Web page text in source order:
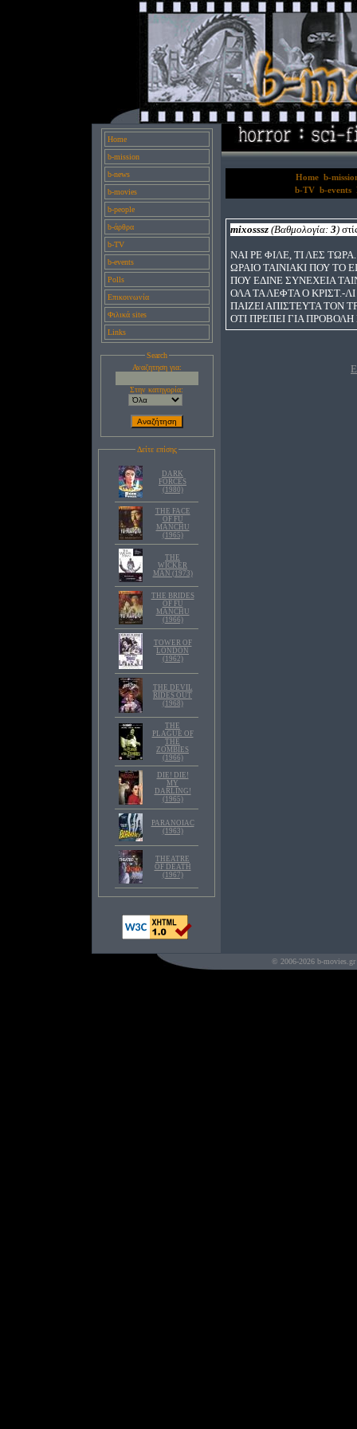
Home
b-mission
b-news
b-movies
b-people
b-άρθρα
b-TV
b-events
Polls
Επικοινωνία
Φιλικά sites
Links
Search
Αναζητηση για:
Στην κατηγορία:
Δείτε επίσης
DARK
FORCES
(1980)
THE FACE
OF FU
MANCHU
(1965)
THE
WICKER
MAN (1973)
THE BRIDES
OF FU
MANCHU
(1966)
TOWER OF
LONDON
(1962)
THE DEVIL
RIDES OUT
(1968)
THE
PLAGUE OF
THE
ZOMBIES
(1966)
DIE! DIE!
MY
DARLING!
(1965)
PARANOIAC
(1963)
THEATRE
OF DEATH
(1967)
Home b-
b-TV b-events
mixosssz (Βαθμολογία: 3)
NAI ΡΕ ΦΙΛΕ, ΤΙ ΛΕΣ ΤΩΡΑ.
ΩΡΑΙΟ ΤΑΙΝΙΑΚΙ ΠΟΥ ΤΟ
ΠΟΥ ΕΔΙΝΕ ΣΥΝΕΧΕΙΑ
ΟΛΑ ΤΑ ΛΕΦΤΑ Ο ΚΡΙΣΤ.-
ΠΑΙΖΕΙ ΑΠΙΣΤΕΥΤΑ ΤΟΝ
ΟΤΙ ΠΡΕΠΕΙ ΓΙΑ
© 2006-2026 b-